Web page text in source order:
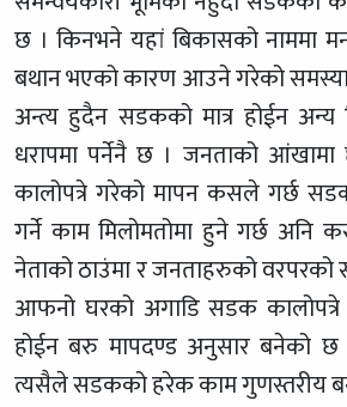
छ । किनभने यहां बिकासको नाममा
बथान भएको कारण आउने गरेको
अन्त्य हुदैन सडकको मात्र होईन
धरापमा पर्नेनै छ । जनताको आंखामा
कालोपत्रे गरेको मापन कसले गर्छ
गर्ने काम मिलोमतोमा हुने गर्छ अनि
नेताको ठाउंमा र जनताहरुको
आफनो घरको अगाडि सडक
होईन बरु मापदण्ड अनुसार बनेको
त्यसैले सडकको हरेक काम गुणस्तरीय